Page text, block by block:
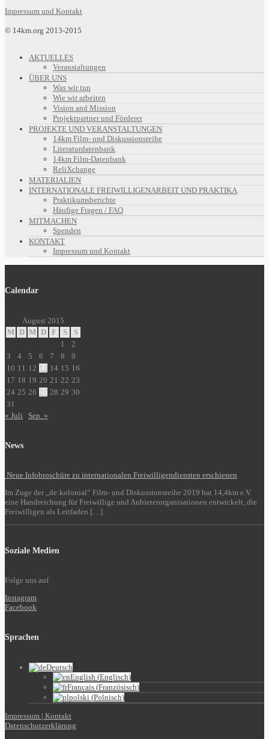
Impressum und Kontakt
© 14km.org 2013-2015
AKTUELLES
Veranstaltungen
ÜBER UNS
Was wir tun
Wie wir arbeiten
Vision and Mission
Projektpartner und Förderer
PROJEKTE UND VERANSTALTUNGEN
14km Film- und Diskussionsreihe
Literaturdatenbank
14km Film-Datenbank
ReliXchange
MATERIALIEN
INTERNATIONALE FREIWILLIGENARBEIT UND PRAKTIKA
Praktikumsberichte
Häufige Fragen / FAQ
MITMACHEN
Spenden
KONTAKT
Impressum und Kontakt
Calendar
August 2015
M D M D F S
S
1
2
3
4 5 6 7 8
9
10 11 12 13 14 15 16
17 18 19 20 21 22 23
24 25 26 27 28 29 30
31
« Juli
Sep. »
News
Neue Infobroschüre zu internationalen Freiwilligendiensten erschienen
Im Zuge der „de:kolonial“ Film- und Diskussionsreihe 2019 hat 14,4km e.V.
eine Handreichung für Freiwillige und Anbieterorganisationen entwickelt, die
Freiwilligen als Leitfaden […]
Soziale Medien
Folge uns auf
Instagram
Facebook
Sprachen
Deutsch
English (Englisch)
Français (Französisch)
polski (Polnisch)
Impressum | Kontakt
Datenschutzerklärung